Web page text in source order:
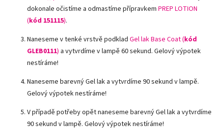
dokonale očistíme a odmastíme přípravkem PREP LOTION
(kód 151115).
Naneseme v tenké vrstvě podklad Gel lak Base Coat (kód
GLEB0111) a vytvrdíme v lampě 60 sekund. Gelový výpotek
nestíráme!
Naneseme barevný Gel lak a vytvrdíme 90 sekund v lampě.
Gelový výpotek nestíráme!
V případě potřeby opět naneseme barevný Gel lak a vytvrdíme
90 sekund v lampě. Gelový výpotek nestíráme!